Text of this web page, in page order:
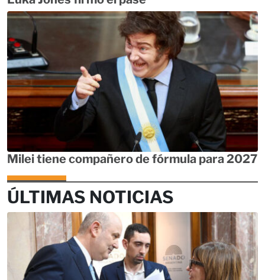
Milei tiene compañero de fórmula para 2027
ÚLTIMAS NOTICIAS